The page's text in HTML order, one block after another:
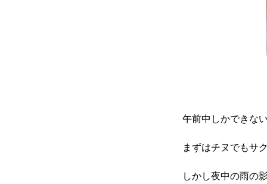
午前中しかできな
まずはチヌでもサ
しかし夜中の雨の